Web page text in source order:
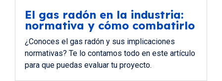
El gas radón en la industria:
normativa y cómo combatirlo
¿Conoces el gas radón y sus implicaciones
normativas? Te lo contamos todo en este artículo
para que puedas evaluar tu proyecto.